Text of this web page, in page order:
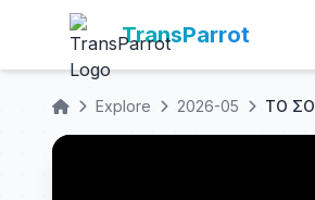
TransParrot
Explore 2026-05